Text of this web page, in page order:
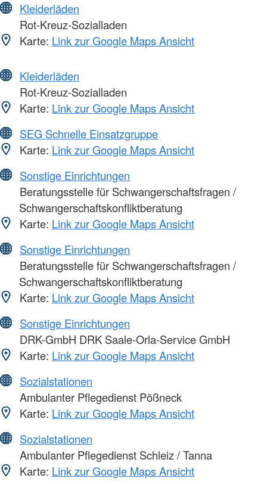
Kleiderläden
Rot-Kreuz-Sozialladen
Karte: Link zur Google Maps Ansicht
Kleiderläden
Rot-Kreuz-Sozialladen
Karte: Link zur Google Maps Ansicht
SEG Schnelle Einsatzgruppe
Karte: Link zur Google Maps Ansicht
Sonstige Einrichtungen
Beratungsstelle für Schwangerschaftsfragen /
Schwangerschaftskonfliktberatung
Karte: Link zur Google Maps Ansicht
Sonstige Einrichtungen
Beratungsstelle für Schwangerschaftsfragen /
Schwangerschaftskonfliktberatung
Karte: Link zur Google Maps Ansicht
Sonstige Einrichtungen
DRK-GmbH DRK Saale-Orla-Service GmbH
Karte: Link zur Google Maps Ansicht
Sozialstationen
Ambulanter Pflegedienst Pößneck
Karte: Link zur Google Maps Ansicht
Sozialstationen
Ambulanter Pflegedienst Schleiz / Tanna
Karte: Link zur Google Maps Ansicht